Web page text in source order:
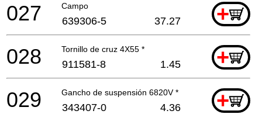
Campo +
027 639306-5 37.27
Tornillo de cruz 4X55 * +
028 911581-8 1.45
Gancho de suspensión 6820V * +
029 343407-0 4.36